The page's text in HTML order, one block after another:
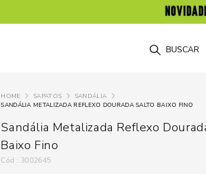
O que você está procurando?
SAPATOS
SANDÁLIA
SANDÁLIA METALIZADA REFLEXO DOURADA SALTO BAIXO FINO
Sandália Metalizada Reflexo
Baixo Fino
: 3002645